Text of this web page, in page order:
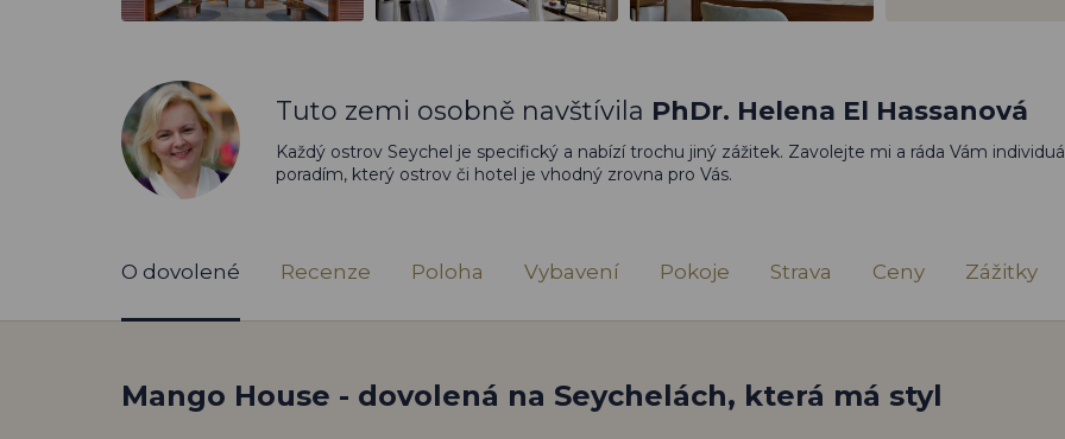
Tuto zemi osobně navštívila PhDr. Helena El Hassanová
Každý ostrov Seychel je specifický a nabízí trochu jiný zážitek. Zavolejte mi a ráda Vám
poradím, který ostrov či hotel je vhodný zrovna pro Vás.
O dovolené Recenze Poloha Vybavení Pokoje Strava Ceny Zážitky
Mango House - dovolená na Seychelách, která má styl